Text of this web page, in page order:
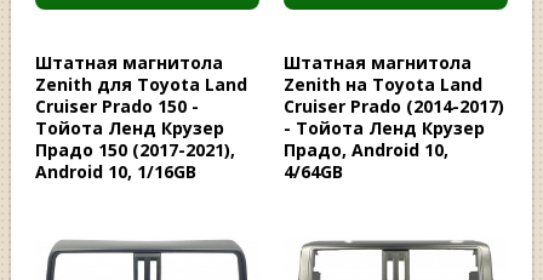
Штатная магнитола
Zenith для Toyota Land
Cruiser Prado 150 -
Тойота Ленд Крузер
Прадо 150 (2017-2021),
Android 10, 1/16GB
Штатная магнитола
Zenith на Toyota Land
Cruiser Prado (2014-2017)
- Тойота Ленд Крузер
Прадо, Android 10,
4/64GB